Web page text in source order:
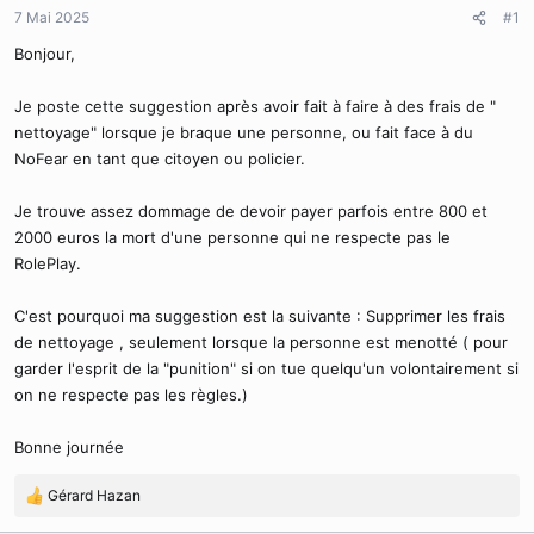
d
l
i
s
c
s
i
o
7 Mai 2025 #1
Bonjour,
Je poste cette suggestion après avoir fait à faire à des frais de "
nettoyage" lorsque je braque une personne, ou fait face à du
NoFear en tant que citoyen ou policier.
Je trouve assez dommage de devoir payer parfois entre 800 et
2000 euros la mort d'une personne qui ne respecte pas le
RolePlay.
C'est pourquoi ma suggestion est la suivante : Supprimer les frais
de nettoyage , seulement lorsque la personne est menotté ( pour
garder l'esprit de la "punition" si on tue quelqu'un volontairement si
on ne respecte pas les règles.)
Bonne journée
R
Gérard Hazan